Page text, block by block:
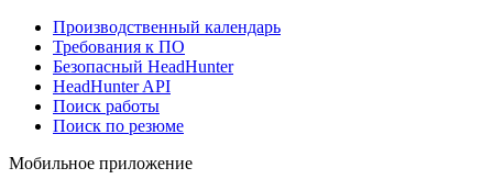
Производственный календарь
Требования к ПО
Безопасный HeadHunter
HeadHunter API
Поиск работы
Поиск по резюме
Мобильное приложение